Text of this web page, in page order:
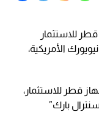
للاستثمار
الأمريكية،
قطر للاستثمار،
بارك”